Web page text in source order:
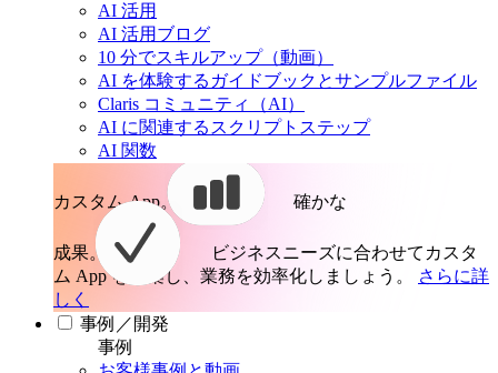
AI 活用
AI 活用ブログ
10 分でスキルアップ（動画）
AI を体験するガイドブックとサンプルファイル
Claris コミュニティ（AI）
AI に関連するスクリプトステップ
AI 関数
カスタム App。 確かな
成果。
ビジネスニーズに合わせてカスタ
ム App を構築し、業務を効率化しましょう。
さらに詳
しく
事例／開発
事例